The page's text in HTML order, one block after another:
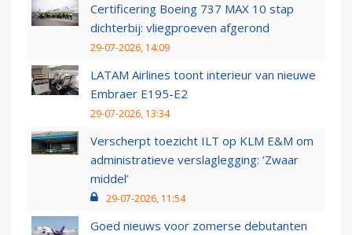
Certificering Boeing 737 MAX 10 stap
dichterbij: vliegproeven afgerond
29-07-2026, 14:09
LATAM Airlines toont interieur van nieuwe
Embraer E195-E2
29-07-2026, 13:34
Verscherpt toezicht ILT op KLM E&M om
administratieve verslaglegging: ‘Zwaar
middel’
29-07-2026, 11:54
Goed nieuws voor zomerse debutanten